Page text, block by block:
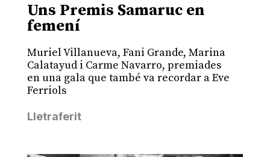
Uns Premis Samaruc en
femení
Muriel Villanueva, Fani Grande, Marina
Calatayud i Carme Navarro, premiades
en una gala que també va recordar a Eve
Ferriols
Lletraferit